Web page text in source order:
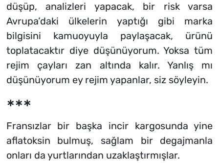
düşüp, analizleri yapacak, bir risk varsa
Avrupa’daki ülkelerin yaptığı gibi marka
bilgisini kamuoyuyla paylaşacak, ürünü
toplatacaktır diye düşünüyorum. Yoksa tüm
rejim çayları zan altında kalır. Yanlış mı
düşünüyorum ey rejim yapanlar, siz söyleyin.
∗∗∗
Fransızlar bir başka incir kargosunda yine
aflatoksin bulmuş, sağlam bir degajmanla
onları da yurtlarından uzaklaştırmışlar.